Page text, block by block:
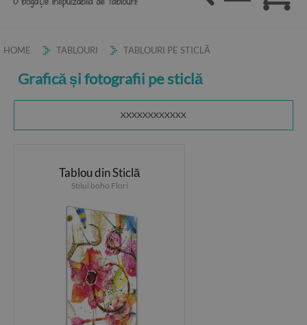
HOME TABLOURI TABLOURI PE STICLĂ
Grafică și fotografii pe sticlă
XXXXXXXXXXXX
Tablou din Sticlă
Stilul boho Flori